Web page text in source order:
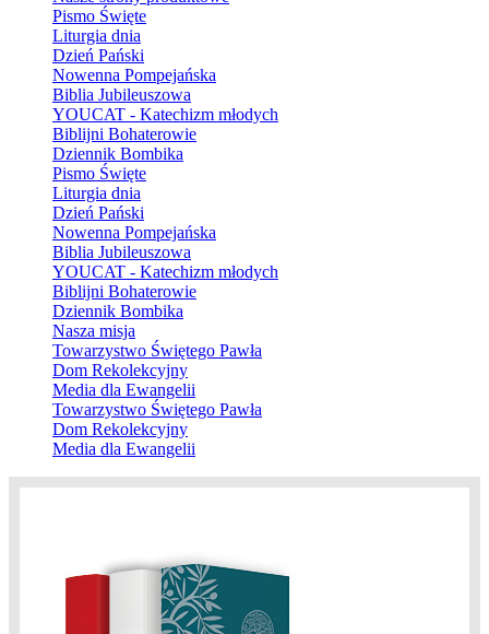
Pismo Święte
Liturgia dnia
Dzień Pański
Nowenna Pompejańska
Biblia Jubileuszowa
YOUCAT - Katechizm młodych
Biblijni Bohaterowie
Dziennik Bombika
Pismo Święte
Liturgia dnia
Dzień Pański
Nowenna Pompejańska
Biblia Jubileuszowa
YOUCAT - Katechizm młodych
Biblijni Bohaterowie
Dziennik Bombika
Nasza misja
Towarzystwo Świętego Pawła
Dom Rekolekcyjny
Media dla Ewangelii
Towarzystwo Świętego Pawła
Dom Rekolekcyjny
Media dla Ewangelii